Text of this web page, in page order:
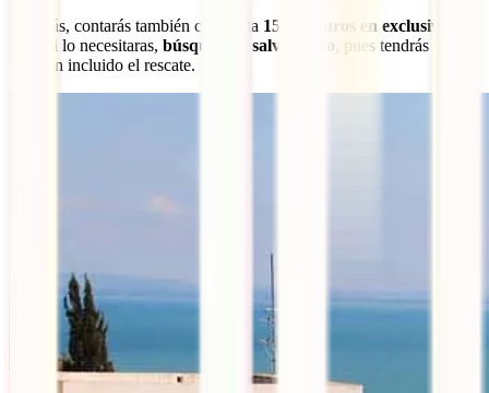
Además, contarás también con hasta 15.000 euros en exclusiva
para, si lo necesitaras, búsqueda y salvamento , pues tendrás
también incluido el rescate.